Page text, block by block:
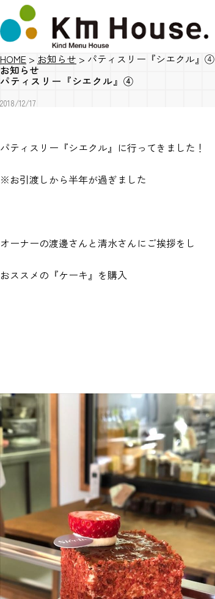
HOME > お知らせ > パティスリー『シエクル』④
お知らせ
パティスリー『シエクル』④
2018/12/17
パティスリー『シエクル』に行ってきました！
※お引渡しから半年が過ぎました
オーナーの渡邊さんと清水さんにご挨拶をし
おススメの『ケーキ』を購入